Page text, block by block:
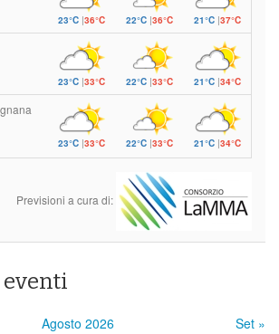
23°C|36°C 22°C|36°C 21°C |37°C
23°C|33°C 22°C|33°C 21°C |34°C
23°C|33°C 22°C|33°C 21°C |34°C
Previsioni a cura di:
Agosto 2026
Set »